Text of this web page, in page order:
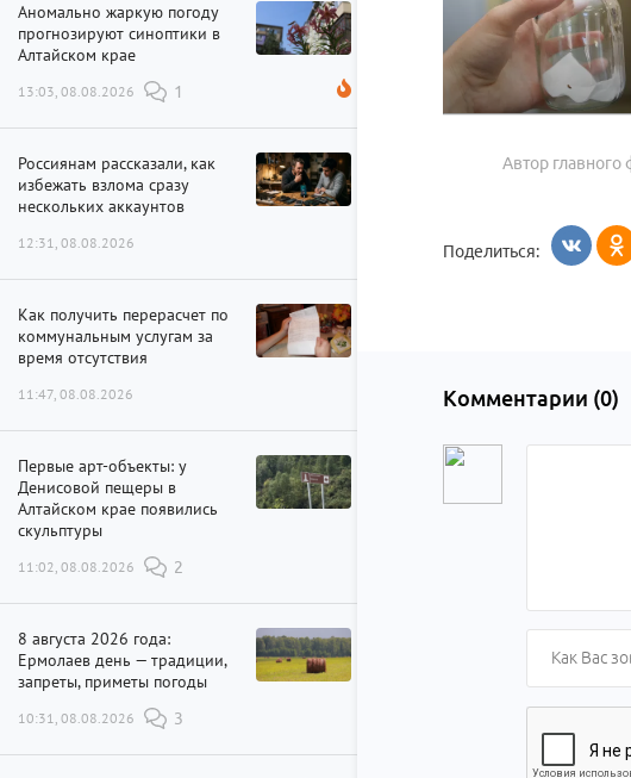
Аномально жаркую погоду
прогнозируют синоптики в
Алтайском крае
13:03, 08.08.2026 1
Россиянам рассказали, как
избежать взлома сразу
нескольких аккаунтов
12:31, 08.08.2026
Как получить перерасчет по
коммунальным услугам за
время отсутствия
11:47, 08.08.2026
Первые арт-объекты: у
Денисовой пещеры в
Алтайском крае появились
скульптуры
11:02, 08.08.2026 2
8 августа 2026 года:
Ермолаев день — традиции,
запреты, приметы погоды
10:31, 08.08.2026 3
Автор главного
Поделиться:
Комментарии (0)